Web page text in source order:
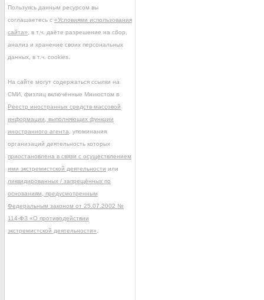
Пользуясь данным ресурсом вы
соглашаетесь с «Условиями использования
сайта» , в т.ч. даёте разрешение на сбор,
анализ и хранение своих персональных
данных, в т.ч. cookies.
На сайте могут содержаться ссылки на
СМИ, физлиц включённые Минюстом в
Реестр иностранных средств массовой
информации, выполняющих функции
иностранного агента , упоминания
организаций деятельность которых
приостановлена в связи с осуществлением
ими экстремистской деятельности или
ликвидированных / запрещённых по
основаниям, предусмотренным
Федеральным законом от 25.07.2002 №
114-ФЗ «О противодействии
экстремистской деятельности»